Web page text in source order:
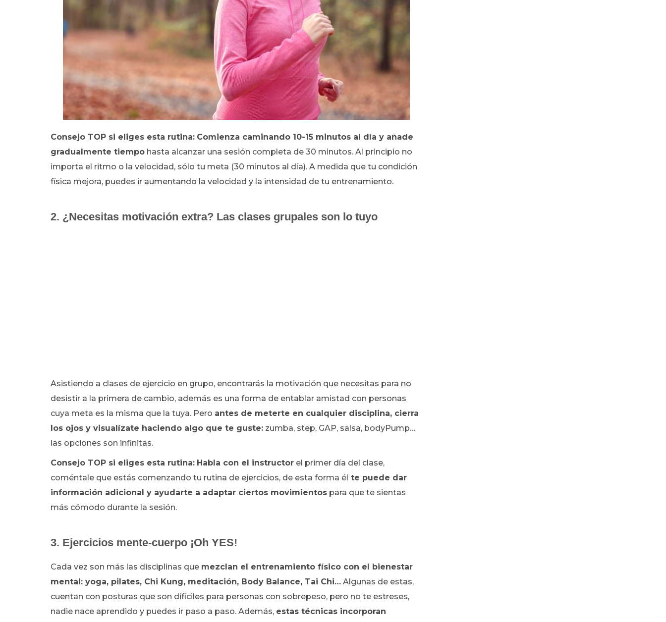
Consejo TOP si eliges esta rutina: Comienza caminando 10-15 minutos al día y añade
gradualmente tiempo hasta alcanzar una sesión completa de 30 minutos. Al principio no
importa el ritmo o la velocidad, sólo tu meta (30 minutos al día). A medida que tu condición
física mejora, puedes ir aumentando la velocidad y la intensidad de tu entrenamiento.
2. ¿Necesitas motivación extra? Las clases grupales son lo tuyo
Asistiendo a clases de ejercicio en grupo, encontrarás la motivación que necesitas para no
desistir a la primera de cambio, además es una forma de entablar amistad con personas
cuya meta es la misma que la tuya. Pero antes de meterte en cualquier disciplina, cierra
los ojos y visualízate haciendo algo que te guste: zumba, step, GAP, salsa, bodyPump…
las opciones son infinitas.
Consejo TOP si eliges esta rutina: Habla con el instructor el primer día del clase,
coméntale que estás comenzando tu rutina de ejercicios, de esta forma él te puede dar
información adicional y ayudarte a adaptar ciertos movimientos para que te sientas
más cómodo durante la sesión.
3. Ejercicios mente-cuerpo ¡Oh YES!
Cada vez son más las disciplinas que mezclan el entrenamiento físico con el bienestar
mental: yoga, pilates, Chi Kung, meditación, Body Balance, Tai Chi… Algunas de estas,
cuentan con posturas que son difíciles para personas con sobrepeso, pero no te estreses,
nadie nace aprendido y puedes ir paso a paso. Además, estas técnicas incorporan